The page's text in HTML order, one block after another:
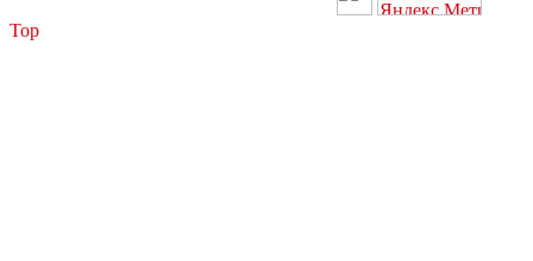
Top